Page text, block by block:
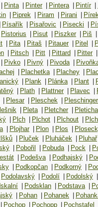
| Pinta | Pinter | Pintera | Pintír |
| Piprek | Piram | Pirani |
| Písařík | Pisařovic | Pisecki |
Pistorius | Pisut | Piszker | Piš |
| Pita | Pitaš | Pitauer | Pitel |
| Pitsch | Pitt | Pittard | Pitter |
| Pivko | Pivný | Pivoda |
| Plachetka | Plachey |
| Plank | Plánka | Plant |
| Plath | Plattner | Plavec |
| Plesar | Pleschek | Pleschinger
| Pleta | Pletcher | Pleticha
| Plch | Plchot | Plchout |
| Plojhar | Plon | Plos |
| Pluček | Pluháček | Pluhař
| Pobořil | Pobuda | Pock |
| Podešva | Podhajský |
| Podkopčan | Podkorný |
Podolavský | Podolí | Podolský |
| Podsklan | Podstava |
| Pohan | Pohanek |
| Pochop | Pochopp | Pochstafel